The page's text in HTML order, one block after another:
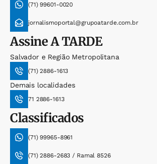
(71) 99601-0020
jornalismoportal@grupoatarde.com.br
AssineA TARDE
Salvador e Região Metropolitana
(71) 2886-1613
Demais localidades
71 2886-1613
Classificados
(71) 99965-8961
(71) 2886-2683 / Ramal 8526